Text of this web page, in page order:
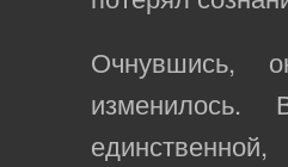
Очнувшись,